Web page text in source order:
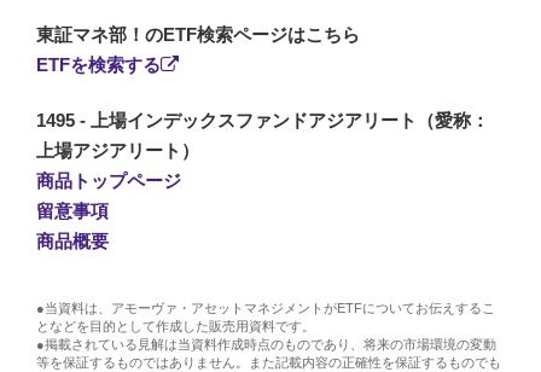
東証マネ部！のETF検索ページはこちら
ETFを検索する
1495 - 上場インデックスファンドアジアリート（愛称：
上場アジアリート）
商品トップページ
留意事項
商品概要
●当資料は、アモーヴァ・アセットマネジメントがETFについてお伝えするこ
となどを目的として作成した販売用資料です。
●掲載されている見解は当資料作成時点のものであり、将来の市場環境の変動
等を保証するものではありません。また記載内容の正確性を保証するものでも